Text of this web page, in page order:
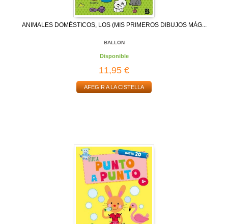
ANIMALES DOMÉSTICOS, LOS (MIS PRIMEROS DIBUJOS MÁG...
BALLON
Disponible
11,95 €
AFEGIR A LA CISTELLA